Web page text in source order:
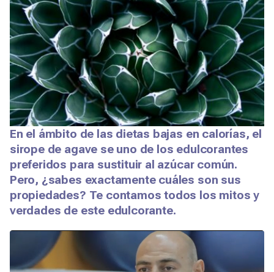
En el ámbito de las dietas bajas en calorías, el
sirope de agave se uno de los edulcorantes
preferidos para sustituir al azúcar común.
Pero, ¿sabes exactamente cuáles son sus
propiedades? Te contamos todos los mitos y
verdades de este edulcorante.